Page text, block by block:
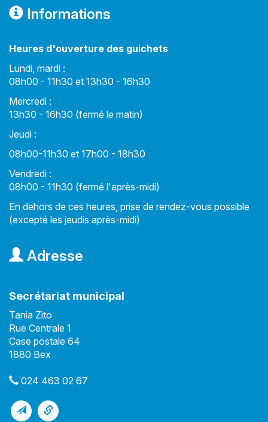
Informations
Heures d'ouverture des guichets
Lundi, mardi :
08h00 - 11h30 et 13h30 - 16h30
Mercredi :
13h30 - 16h30 (fermé le matin)
Jeudi :
08h00-11h30 et 17h00 - 18h30
Vendredi :
08h00 - 11h30 (fermé l'après-midi)
En dehors de ces heures, prise de rendez-vous possible
(excepté les jeudis après-midi)
Adresse
Secrétariat municipal
Tania Zito
Rue Centrale 1
Case postale 64
1880 Bex
024 463 02 67